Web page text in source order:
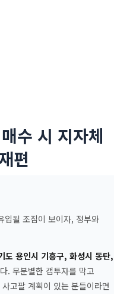
수 시 지자체
편
입될 조짐이 보이자, 정부와
도 용인시 기흥구, 화성시 동탄,
. 무분별한 갭투자를 막고
고팔 계획이 있는 분들이라면